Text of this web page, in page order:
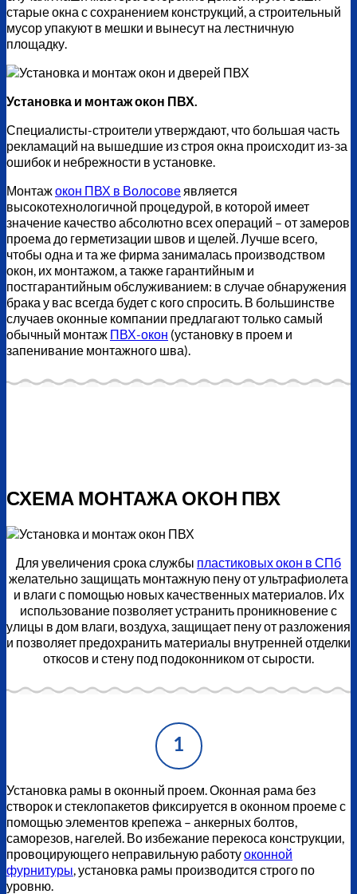
старые окна с сохранением конструкций, а строительный
мусор упакуют в мешки и вынесут на лестничную
площадку.
Установка и монтаж окон ПВХ.
Специалисты-строители утверждают, что большая часть
рекламаций на вышедшие из строя окна происходит из-за
ошибок и небрежности в установке.
Монтажокон ПВХ в Волосове является
высокотехнологичной процедурой, в которой имеет
значение качество абсолютно всех операций – от замеров
проема до герметизации швов и щелей. Лучше всего,
чтобы одна и та же фирма занималась производством
окон, их монтажом, а также гарантийным и
постгарантийным обслуживанием: в случае обнаружения
брака у вас всегда будет с кого спросить. В большинстве
случаев оконные компании предлагают только самый
обычный монтаж ПВХ-окон (установку в проем и
запенивание монтажного шва).
СХЕМА МОНТАЖА ОКОН ПВХ
Для увеличения срока службы пластиковых окон в СПб
желательно защищать монтажную пену от ультрафиолета
и влаги с помощью новых качественных материалов. Их
использование позволяет устранить проникновение с
улицы в дом влаги, воздуха, защищает пену от разложения
и позволяет предохранить материалы внутренней отделки
откосов и стену под подоконником от сырости.
1
Установка рамы в оконный проем. Оконная рама без
створок и стеклопакетов фиксируется в оконном проеме с
помощью элементов крепежа – анкерных болтов,
саморезов, нагелей. Во избежание перекоса конструкции,
провоцирующего неправильную работуоконной
фурнитуры, установка рамы производится строго по
уровню.